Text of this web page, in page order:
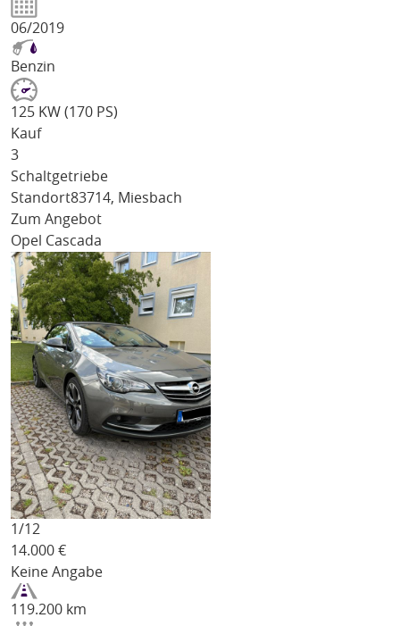
06/2019
Benzin
125 KW (170 PS)
Kauf
3
Schaltgetriebe
Standort83714, Miesbach
Zum Angebot
Opel Cascada
1/12
14.000 €
Keine Angabe
119.200 km